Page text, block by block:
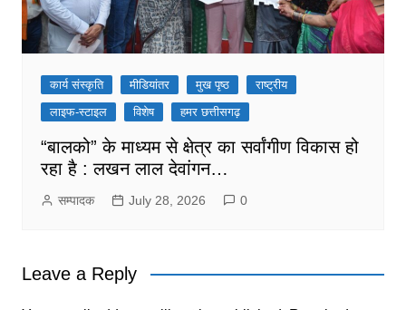
कार्य संस्कृति मीडियांतर मुख पृष्ठ
राष्ट्रीय
लाइफ-स्टाइल
विशेष हमर छत्तीसगढ़
“बालको” के माध्यम से क्षेत्र का सर्वांगीण विकास हो
रहा है : लखन लाल देवांगन…
सम्पादक July 28, 2026 0
Leave a Reply